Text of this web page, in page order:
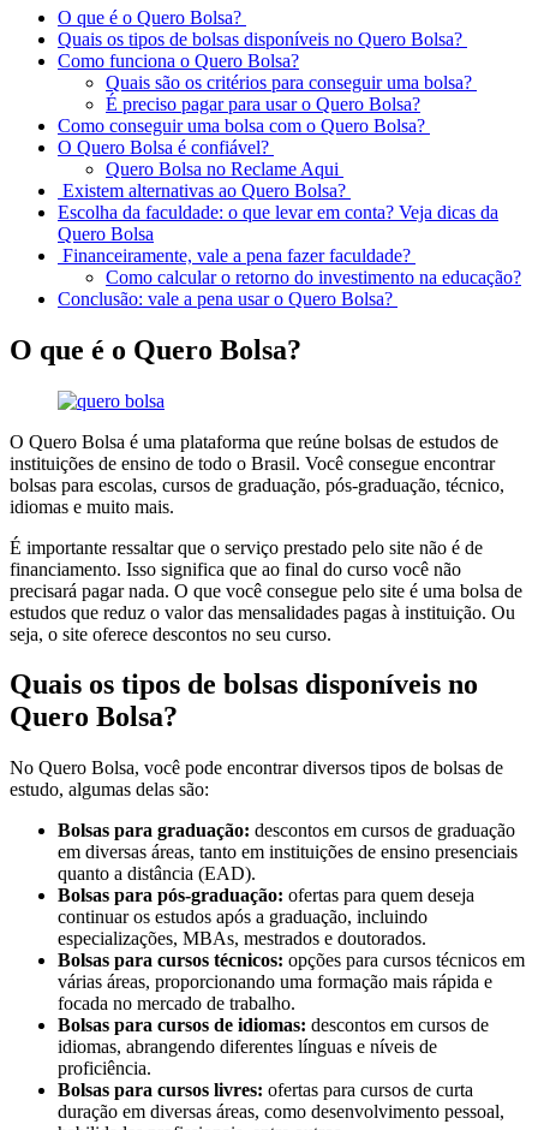
O que é o Quero Bolsa?
Quais os tipos de bolsas disponíveis no Quero Bolsa?
Como funciona o Quero Bolsa?
Quais são os critérios para conseguir uma bolsa?
É preciso pagar para usar o Quero Bolsa?
Como conseguir uma bolsa com o Quero Bolsa?
O Quero Bolsa é confiável?
Quero Bolsa no Reclame Aqui
Existem alternativas ao Quero Bolsa?
Escolha da faculdade: o que levar em conta? Veja dicas da
Quero Bolsa
Financeiramente, vale a pena fazer faculdade?
Como calcular o retorno do investimento na educação?
Conclusão: vale a pena usar o Quero Bolsa?
O que é o Quero Bolsa?
O Quero Bolsa é uma plataforma que reúne bolsas de estudos de
instituições de ensino de todo o Brasil. Você consegue encontrar
bolsas para escolas, cursos de graduação, pós-graduação, técnico,
idiomas e muito mais.
É importante ressaltar que o serviço prestado pelo site não é de
financiamento. Isso significa que ao final do curso você não
precisará pagar nada. O que você consegue pelo site é uma bolsa de
estudos que reduz o valor das mensalidades pagas à instituição. Ou
seja, o site oferece descontos no seu curso.
Quais os tipos de bolsas disponíveis no
Quero Bolsa?
No Quero Bolsa, você pode encontrar diversos tipos de bolsas de
estudo, algumas delas são:
Bolsas para graduação: descontos em cursos de graduação
em diversas áreas, tanto em instituições de ensino presenciais
quanto a distância (EAD).
Bolsas para pós-graduação: ofertas para quem deseja
continuar os estudos após a graduação, incluindo
especializações, MBAs, mestrados e doutorados.
Bolsas para cursos técnicos: opções para cursos técnicos em
várias áreas, proporcionando uma formação mais rápida e
focada no mercado de trabalho.
Bolsas para cursos de idiomas: descontos em cursos de
idiomas, abrangendo diferentes línguas e níveis de
proficiência.
Bolsas para cursos livres: ofertas para cursos de curta
duração em diversas áreas, como desenvolvimento pessoal,